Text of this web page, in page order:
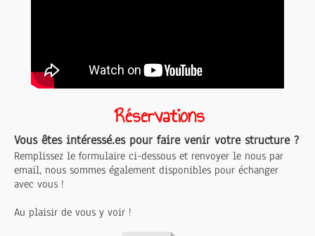
Réservations
Vous êtes intéressé.es pour faire venir votre structure ?
Remplissez le formulaire ci-dessous et renvoyer le nous par
email, nous sommes également disponibles pour échanger
avec vous !
Au plaisir de vous y voir !